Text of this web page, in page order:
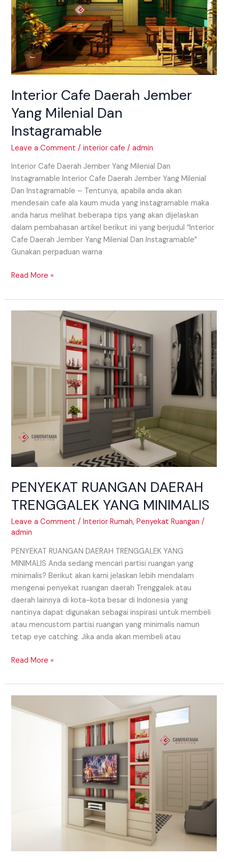
Interior Cafe Daerah Jember
Yang Milenial Dan
Instagramable
Leave a Comment /interior cafe /admin
Interior Cafe Daerah Jember Yang Milenial Dan
Instagramable Interior Cafe Daerah Jember Yang Milenial
Dan Instagramable – Tentunya, apabila anda akan
mendesain cafe ala kaum muda yang instagramable maka
anda harus melihat beberapa tips yang akan dijelaskan
dalam pembahasan artikel berikut ini yang berjudul “Interior
Cafe Daerah Jember Yang Milenial Dan Instagramable”
Gunakan perpaduan warna
Instagramable
Read More »
PENYEKAT RUANGAN DAERAH
TRENGGALEK YANG MINIMALIS
Leave a Comment /Interior Rumah,Penyekat Ruangan /
admin
PENYEKAT RUANGAN DAERAH TRENGGALEK YANG
MINIMALIS Anda sedang mencari partisi ruangan yang
minimalis? Berikut akan kami jelaskan lebih mendalam
mengenai penyekat ruangan daerah Trenggalek atau
daerah lainnya di kota-kota besar di Indonesia yang
nantinya dapat digunakan sebagai inspirasi untuk membeli
atau mencustom partisi ruangan yang minimalis namun
tetap eye catching. Jika anda akan membeli atau
YANG
Read More »
Penyekat